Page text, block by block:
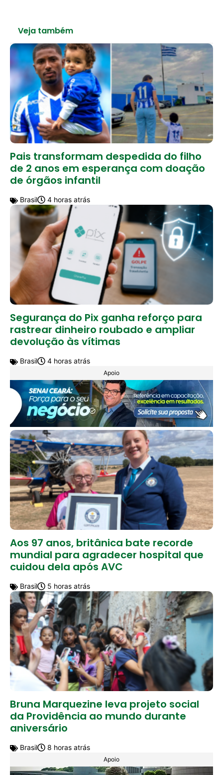
Veja também
Pais transformam despedida do filho
de 2 anos em esperança com doação
de órgãos infantil
Brasil 4 horas atrás
Segurança do Pix ganha reforço para
rastrear dinheiro roubado e ampliar
devolução às vítimas
Brasil 4 horas atrás
Apoio
Aos 97 anos, britânica bate recorde
mundial para agradecer hospital que
cuidou dela após AVC
Brasil 5 horas atrás
Bruna Marquezine leva projeto social
da Providência ao mundo durante
aniversário
Brasil 8 horas atrás
Apoio